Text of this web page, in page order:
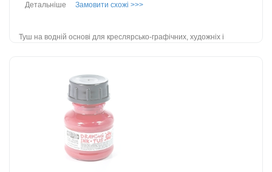
Замовити схожі >>>
Детальніше
Туш на водній основі для креслярсько-графічних, художніх і
Додати до порівняння